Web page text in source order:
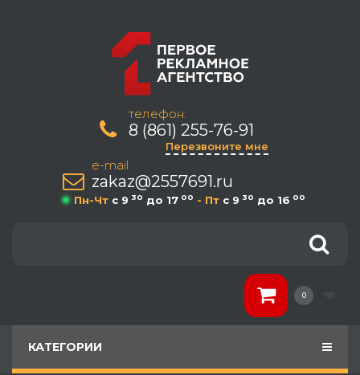
телефон:
8 (861) 255-76-91
Перезвоните мне
e-mail
zakaz@2557691.ru
Пн-Чт c 9 30 до 17 00 - Пт c 9 30 до 16 00
0
КАТЕГОРИИ